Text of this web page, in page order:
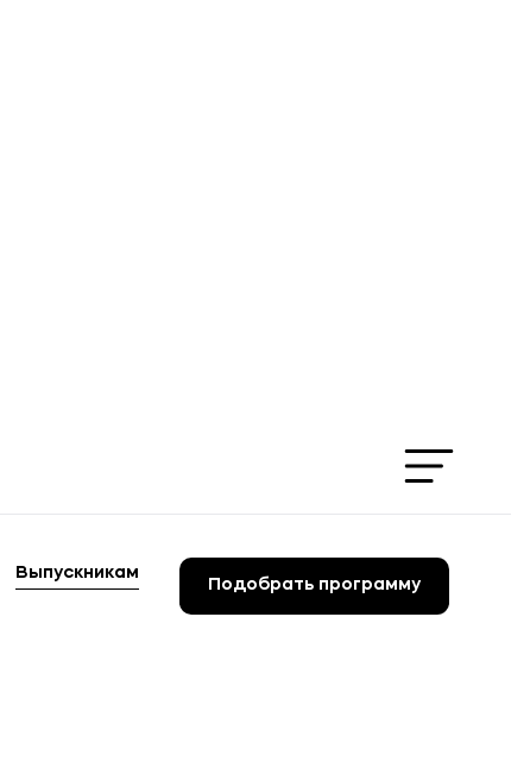
Выпускникам
Подобрать программу
Подобрать программу